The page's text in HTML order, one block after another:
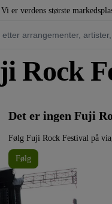
Vi er verdens største
Rock
Det er ingen Fuji
Følg Fuji Rock Festival på
Følg